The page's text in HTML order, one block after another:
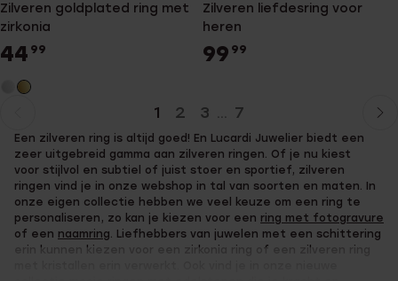
Zilveren goldplated ring met
zirkonia
44 99
Zilveren liefdesring voor
heren
99 99
pagina
1 2 3 7
naar
pagina
Een zilveren ring is altijd goed! En Lucardi Juwelier biedt een
zeer uitgebreid gamma aan zilveren ringen. Of je nu kiest
voor stijlvol en subtiel of juist stoer en sportief, zilveren
ringen vind je in onze webshop in tal van soorten en maten. In
onze eigen collectie hebben we veel keuze om een ring te
personaliseren, zo kan je kiezen voor een ring met fotogravure
of een naamring. Liefhebbers van juwelen met een schittering
erin kunnen kiezen voor een zirkonia ring of een zilveren ring